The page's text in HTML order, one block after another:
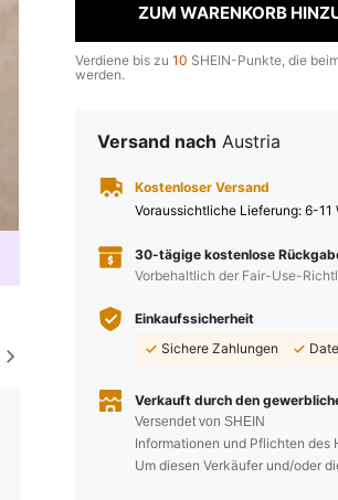
ZUM WARENKORB
Verdiene bis zu 10 SHEIN-Punkte, die
werden.
Versand nach Austria
Kostenloser Versand
Voraussichtliche Lieferung: 6-11
30-tägige kostenlose
Vorbehaltlich der Fair-Use-
Einkaufssicherheit
Sichere Zahlungen
Verkauft durch den
Versendet von SHEIN
Informationen und Pflichten des